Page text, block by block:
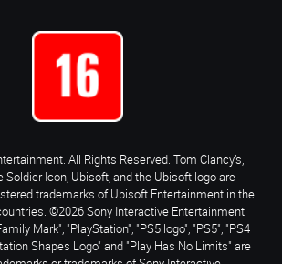
All Rights Reserved. Tom Clancy’s,
Soldier Icon, Ubisoft, and the Ubisoft logo are
trademarks of Ubisoft Entertainment in the
©2026 Sony Interactive Entertainment
Mark", "PlayStation", "PS5 logo", "PS5", "PS4
Shapes Logo" and "Play Has No Limits" are